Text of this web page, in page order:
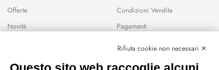
Offerte
Novità
Condizioni Vendita
Pagamenti
Rifiuta cookie non necessari ✕